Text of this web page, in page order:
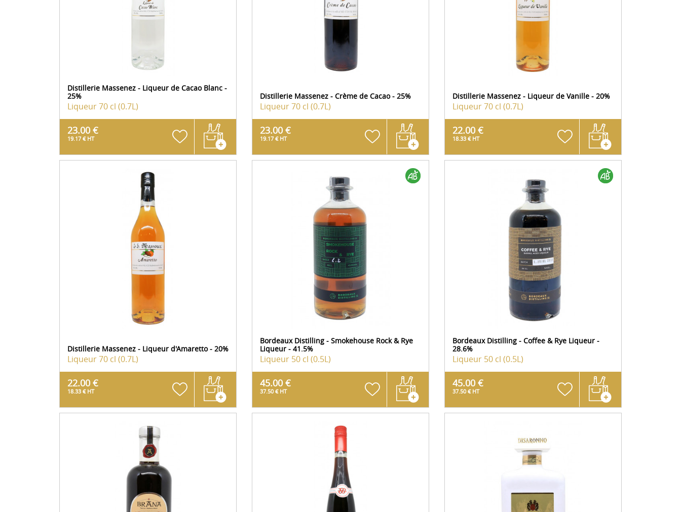
Distillerie Massenez - Liqueur de Cacao Blanc -
25%
Liqueur70 cl (0.7L)
23.00 €
19.17 € HT
Distillerie Massenez - Crème de Cacao - 25%
Liqueur70 cl (0.7L)
23.00 €
19.17 € HT
Distillerie Massenez - Liqueur de Vanille - 20%
Liqueur70 cl (0.7L)
22.00 €
18.33 € HT
Distillerie Massenez - Liqueur d'Amaretto - 20%
Liqueur70 cl (0.7L)
22.00 €
18.33 € HT
Bordeaux Distilling - Smokehouse Rock & Rye
Liqueur - 41.5%
Liqueur 50 cl (0.5L)
45.00 €
37.50 € HT
Bordeaux Distilling - Coffee & Rye Liqueur -
28.6%
Liqueur 50 cl (0.5L)
45.00 €
37.50 € HT